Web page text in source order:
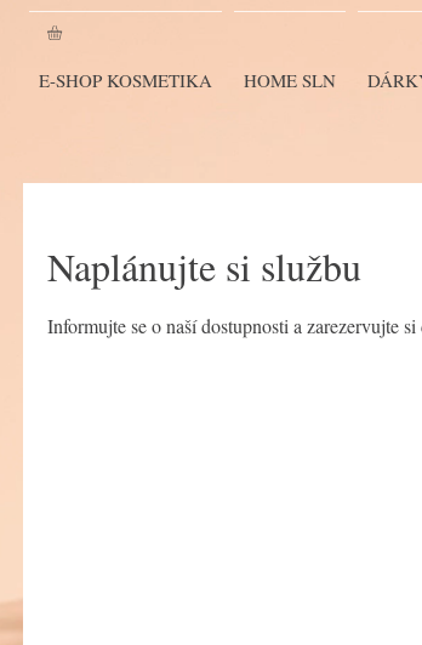
E-SHOP KOSMETIKA HOME SLN
Naplánujte si službu
Informujte se o naší dostupnosti a zarezervujte